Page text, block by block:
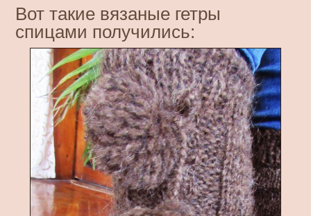
Вот такие вязаные гетры
спицами получились: